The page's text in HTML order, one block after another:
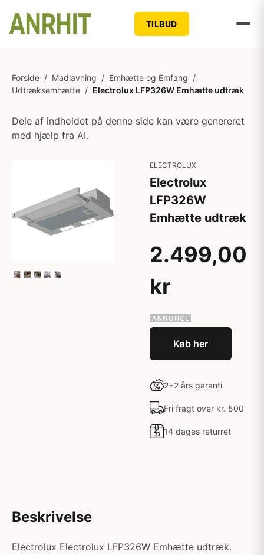
TILBUD
Forside / Madlavning / Emhætte og Emfang /
Udtræksemhætte / Electrolux LFP326W Emhætte udtræk
Dele af indholdet på denne side kan være genereret
med hjælp fra AI.
ELECTROLUX
Electrolux
LFP326W
Emhætte udtræk
2.499,00
kr
Køb her
2+2 års garanti
Fri fragt over kr. 500
14 dages returret
Beskrivelse
Electrolux Electrolux LFP326W Emhætte udtræk.